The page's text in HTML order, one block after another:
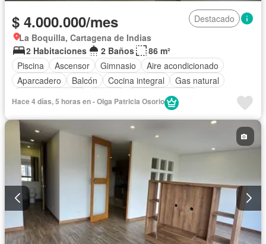
$ 4.000.000/mes
Destacado
La Boquilla, Cartagena de Indias
2 Habitaciones
2 Baños
86 m²
Piscina
Ascensor Gimnasio
Aire acondicionado
Aparcadero
Balcón Cocina integral
Gas natural
Tanque de agua
Acceso para personas con discapacidad
Seguridad privada
Área infantil
Permite mascotas
Permite niños
Hace 4 días, 5 horas en - Olga Patricia Osorio